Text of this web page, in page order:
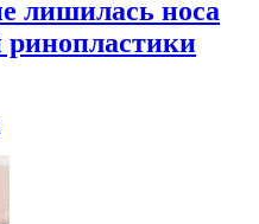
лишилась носа
ринопластики